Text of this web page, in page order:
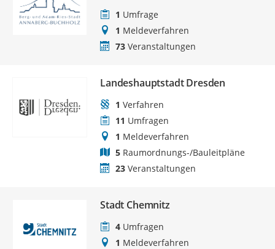
1 Umfrage
1 Meldeverfahren
73 Veranstaltungen
Landeshauptstadt Dresden
1 Verfahren
11 Umfragen
1 Meldeverfahren
5 Raumordnungs-/Bauleitpläne
23 Veranstaltungen
Stadt Chemnitz
4 Umfragen
1 Meldeverfahren